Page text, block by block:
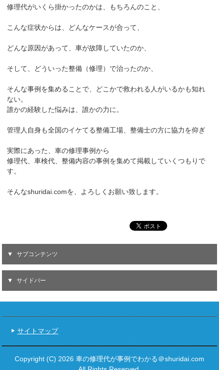
修理代がいくら掛かったのかは、もちろんのこと、
こんな症状からは、どんなケースが合って、
どんな原因があって、車が故障していたのか、
そして、どういった整備（修理）で治ったのか、
そんな事例を集めることで、どこかで救われる人がいるかも知れ
ない。
誰かの経験した悩みは、誰かの力に。
管理人自身も全国のイケてる整備工場、整備士の方に協力を仰ぎ
実際にあった、車の修理事例から
修理代、車検代、整備内容の事例を集めて掲載していくつもりで
す。
そんなshuridai.comを、よろしくお願い致します。
サブコンテンツ
サイドバー
サイトマップ
Copyright (C) 2026 車の修理代が事例でわかる＠shuridai.com